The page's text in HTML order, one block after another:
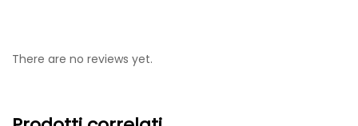
There are no reviews yet.